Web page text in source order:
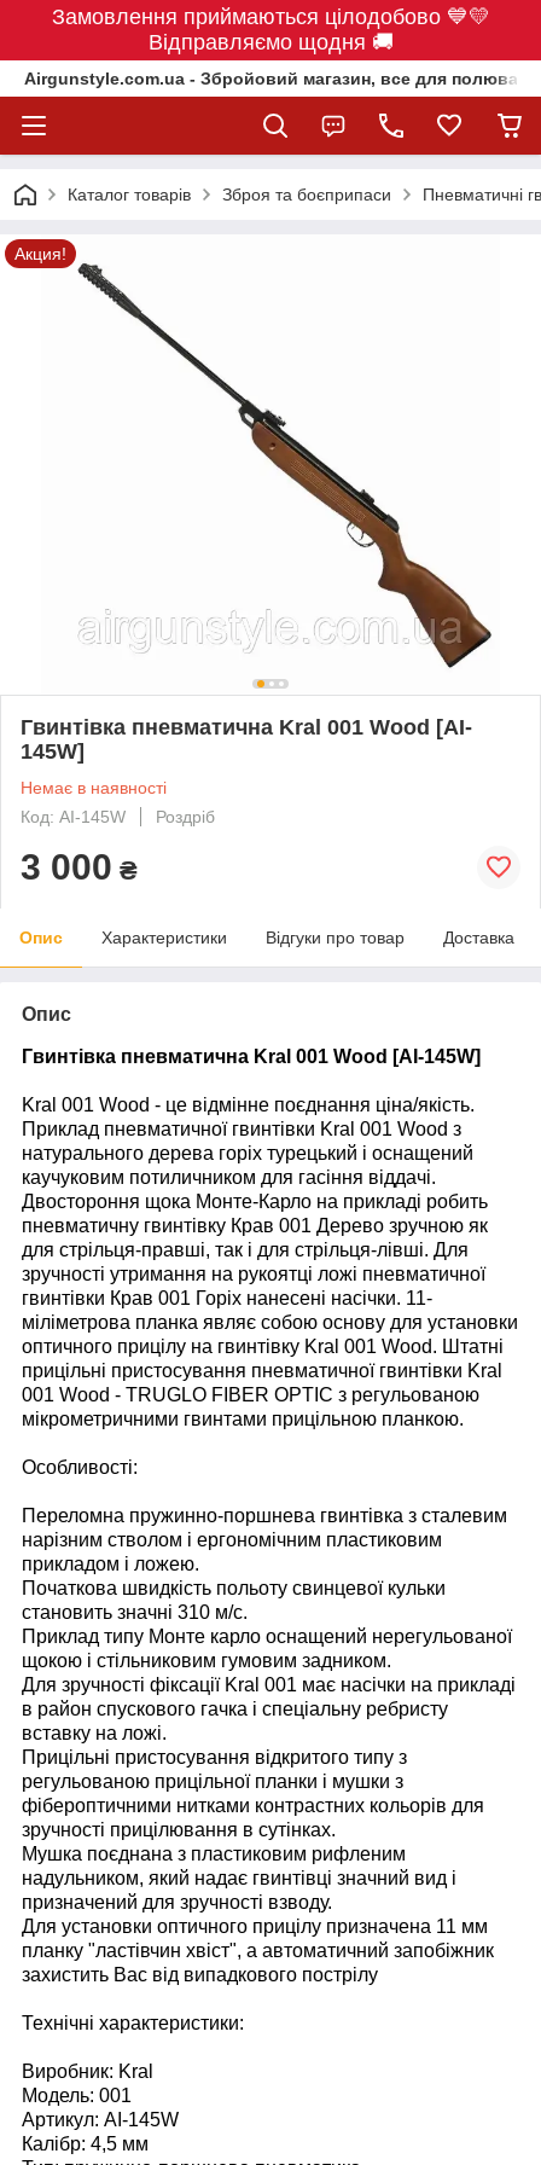
Замовлення приймаються цілодобово 💙💛
Відправляємо щодня 🚚
Airgunstyle.com.ua - Збройовий магазин, все для
Каталог товарів Зброя та боєприпаси Пневматичні
Акция!
Гвинтівка пневматична Kral 001 Wood [AI-
145W]
Немає в наявності
Код: AI-145W
Роздріб
3 000 ₴
Опис Характеристики Відгуки про товар Доставка
Опис
Гвинтівка пневматична Kral 001 Wood [AI-145W]
Kral 001 Wood - це відмінне поєднання ціна/якість.
Приклад пневматичної гвинтівки Kral 001 Wood з
натурального дерева горіх турецький і оснащений
каучуковим потиличником для гасіння віддачі.
Двостороння щока Монте-Карло на прикладі робить
пневматичну гвинтівку Крав 001 Дерево зручною як
для стрільця-правші, так і для стрільця-лівші. Для
зручності утримання на рукоятці ложі пневматичної
гвинтівки Крав 001 Горіх нанесені насічки. 11-
міліметрова планка являє собою основу для установки
оптичного прицілу на гвинтівку Kral 001 Wood. Штатні
прицільні пристосування пневматичної гвинтівки Kral
001 Wood - TRUGLO FIBER OPTIC з регульованою
мікрометричними гвинтами прицільною планкою.
Особливості:
Переломна пружинно-поршнева гвинтівка з сталевим
нарізним стволом і ергономічним пластиковим
прикладом і ложею.
Початкова швидкість польоту свинцевої кульки
становить значні 310 м/с.
Приклад типу Монте карло оснащений нерегульованої
щокою і стільниковим гумовим задником.
Для зручності фіксації Kral 001 має насічки на прикладі
в район спускового гачка і спеціальну ребристу
вставку на ложі.
Прицільні пристосування відкритого типу з
регульованою прицільної планки і мушки з
фібероптичними нитками контрастних кольорів для
зручності прицілювання в сутінках.
Мушка поєднана з пластиковим рифленим
надульником, який надає гвинтівці значний вид і
призначений для зручності взводу.
Для установки оптичного прицілу призначена 11 мм
планку "ластівчин хвіст", а автоматичний запобіжник
захистить Вас від випадкового пострілу
Технічні характеристики:
Виробник: Kral
Модель: 001
Артикул: AI-145W
Калібр: 4,5 мм